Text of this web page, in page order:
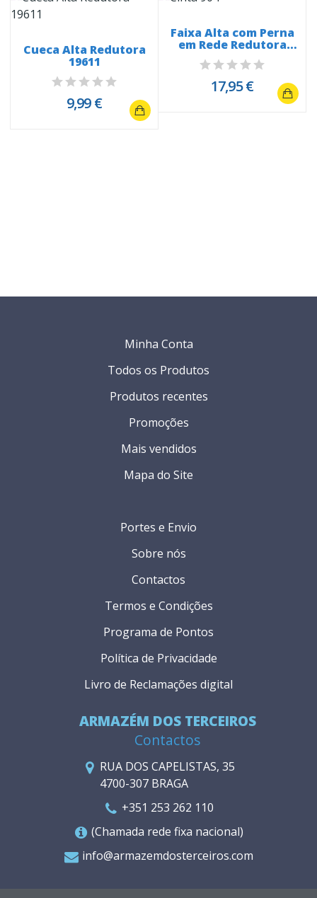
Cueca Alta Redutora
19611
9,99 €
Faixa Alta com Perna
em Rede Redutora
19612
17,95 €
ARMAZÉM DOS TERCEIROS
Contactos
RUA DOS CAPELISTAS, 35
4700-307 BRAGA
+351 253 262 110
(Chamada rede fixa nacional)
info@armazemdosterceiros.com
Portes e Envio
Sobre nós
Contactos
Termos e Condições
Programa de Pontos
Política de Privacidade
Livro de Reclamações digital
Minha Conta
Todos os Produtos
Produtos recentes
Promoções
Mais vendidos
Mapa do Site